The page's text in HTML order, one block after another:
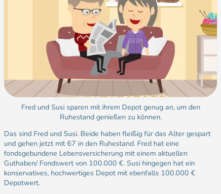
Fred und Susi sparen mit ihrem Depot genug an, um den
Ruhestand genießen zu können.
Das sind Fred und Susi. Beide haben fleißig für das Alter gespart
und gehen jetzt mit 67 in den Ruhestand. Fred hat eine
fondsgebundene Lebensversicherung mit einem aktuellen
Guthaben/ Fondswert von 100.000 €. Susi hingegen hat ein
konservatives, hochwertiges Depot mit ebenfalls 100.000 €
Depotwert.